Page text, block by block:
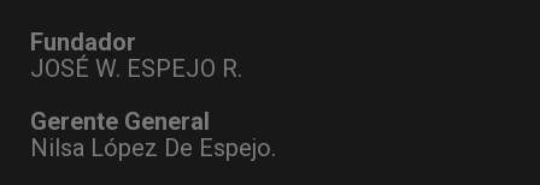
Fundador
JOSÉ W. ESPEJO R.
Gerente General
Nilsa López De Espejo.